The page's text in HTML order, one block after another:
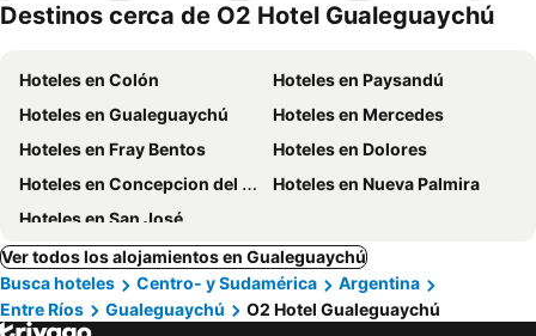
mascotas
miento
Destinos cerca de O2 Hotel Gualeguaychú
Hoteles en Colón
Hoteles en Paysandú
Hoteles en Gualeguaychú
Hoteles en Mercedes
Hoteles en Fray Bentos
Hoteles en Dolores
Hoteles en Concepcion del Uruguay
Hoteles en Nueva Palmira
Hoteles en San José
Ver todos los alojamientos en Gualeguaychú
Busca hoteles
Centro- y Sudamérica
Argentina
Entre Ríos
Gualeguaychú O2 Hotel Gualeguaychú